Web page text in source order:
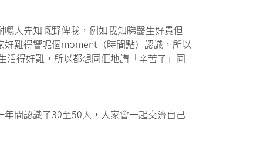
人先知嘅野俾我，例如我知睇醫生好貴但
難得響呢個moment（時間點）認識，所以
得好難，所以都想同佢地講「辛苦了」同
間認識了30至50人，大家會一起交流自己